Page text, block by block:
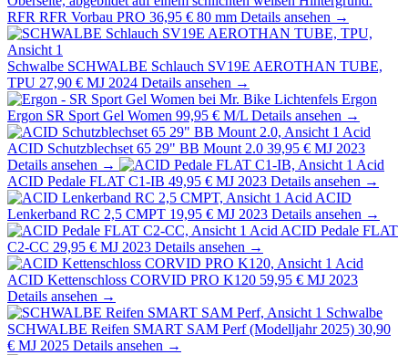
RFR RFR Vorbau PRO 36,95 € 80 mm Details ansehen →
Schwalbe SCHWALBE Schlauch SV19E AEROTHAN TUBE,
TPU 27,90 € MJ 2024 Details ansehen →
Ergon
Ergon SR Sport Gel Women 99,95 € M/L Details ansehen →
Acid
ACID Schutzblechset 65 29" BB Mount 2.0 39,95 € MJ 2023
Details ansehen →
Acid
ACID Pedale FLAT C1-IB 49,95 € MJ 2023 Details ansehen →
Acid ACID
Lenkerband RC 2,5 CMPT 19,95 € MJ 2023 Details ansehen →
Acid ACID Pedale FLAT
C2-CC 29,95 € MJ 2023 Details ansehen →
Acid
ACID Kettenschloss CORVID PRO K120 59,95 € MJ 2023
Details ansehen →
Schwalbe
SCHWALBE Reifen SMART SAM Perf (Modelljahr 2025) 30,90
€ MJ 2025 Details ansehen →